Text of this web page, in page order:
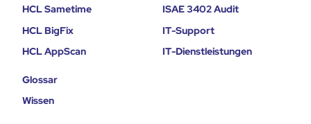
HCL Sametime
HCL BigFix
HCL AppScan
ISAE 3402 Audit
IT-Support
IT-Dienstleistungen
Glossar
Wissen